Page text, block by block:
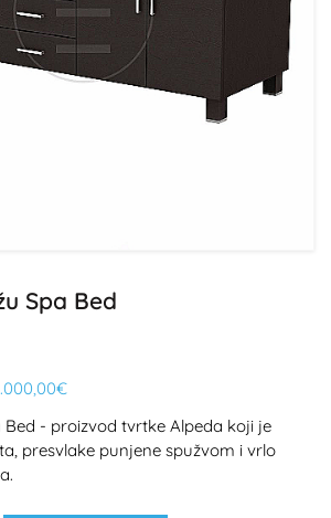
Spa Bed
Bed - proizvod tvrtke Alpeda koji je
presvlake punjene spužvom i vrlo